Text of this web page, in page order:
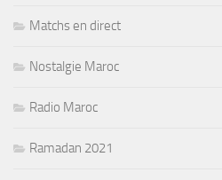
Matchs en direct
Nostalgie Maroc
Radio Maroc
Ramadan 2021